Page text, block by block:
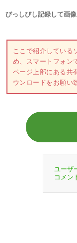
びっしびし記録して画
ここで紹介している
め、スマートフォン
ページ上部にある共
ウンロードをお願い
ユーザ
コメン